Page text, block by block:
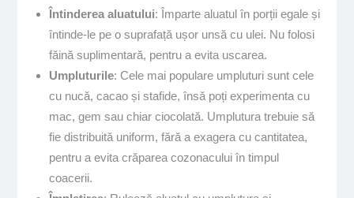
Întinderea aluatului: Împarte aluatul în porții egale și
întinde-le pe o suprafață ușor unsă cu ulei. Nu folosi
făină suplimentară, pentru a evita uscarea.
Umpluturile: Cele mai populare umpluturi sunt cele
cu nucă, cacao și stafide, însă poți experimenta cu
mac, gem sau chiar ciocolată. Umplutura trebuie să
fie distribuită uniform, fără a exagera cu cantitatea,
pentru a evita crăparea cozonacului în timpul
coacerii.